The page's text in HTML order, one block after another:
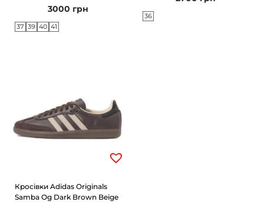
3000 грн
37 39 40 41
36
Кросівки Adidas Originals
Samba Og Dark Brown Beige